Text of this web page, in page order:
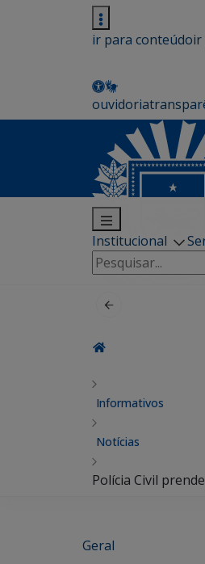
ir para conteúdoir
ouvidoria
Institucional
Pesquisar
por:
Informativos
Notícias
Polícia Civil
Geral